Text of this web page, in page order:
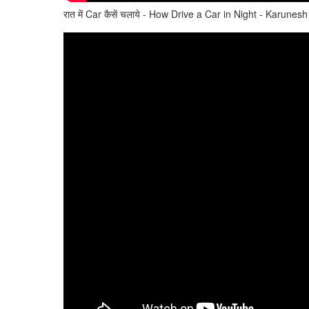
रात में Car कैसें चलाये - How Drive a Car in Night -